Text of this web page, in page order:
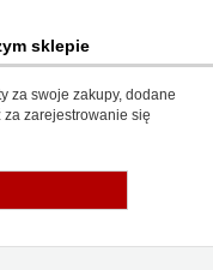
sklepie
za swoje zakupy, dodane
zarejestrowanie się